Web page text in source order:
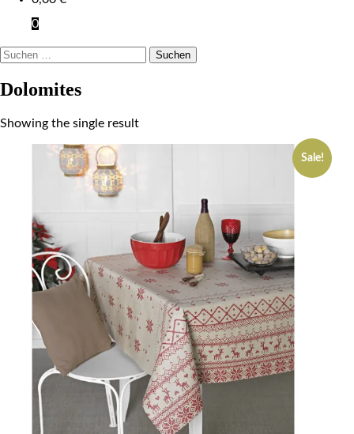
0
Suchen
Dolomites
Showing the single result
Sale!